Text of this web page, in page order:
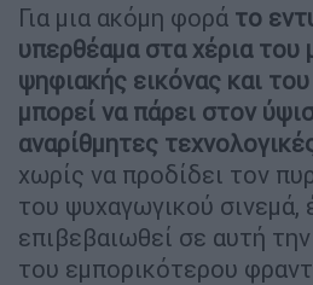
Για μια ακόμη φορά το
υπερθέαμα στα χέρια του
ψηφιακής εικόνας και
μπορεί να πάρει στον
αναρίθμητες
χωρίς να προδίδει τον
του ψυχαγωγικού σινεμά,
επιβεβαιωθεί σε αυτή
του εμπορικότερου